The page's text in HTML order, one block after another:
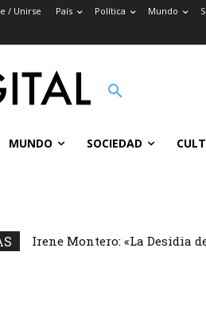
/ Unirse País Política Mundo
MUNDO SOCIEDAD
Irene Montero: «La Desidia